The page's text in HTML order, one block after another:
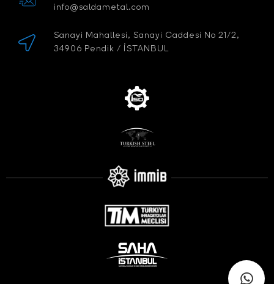
info@saldametal.com
Sanayi Mahallesi, Sanayi Caddesi No 21/2,
34906 Pendik / İSTANBUL